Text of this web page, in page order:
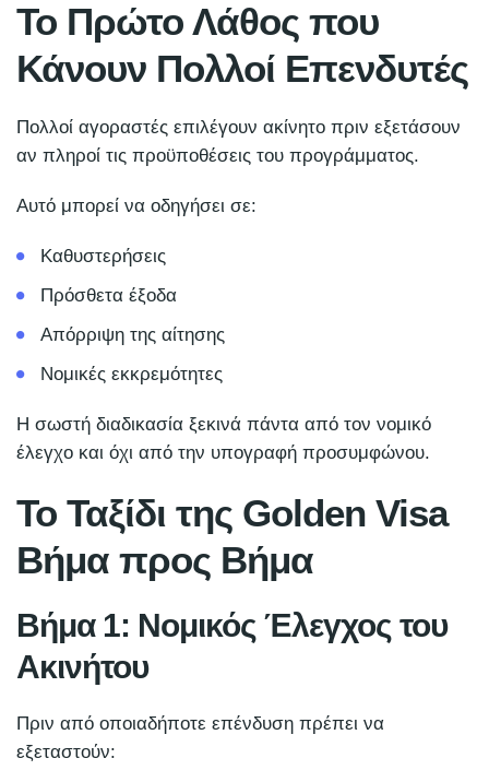
Το Πρώτο Λάθος που
Κάνουν Πολλοί Επενδυτές
Πολλοί αγοραστές επιλέγουν ακίνητο πριν εξετάσουν
αν πληροί τις προϋποθέσεις του προγράμματος.
Αυτό μπορεί να οδηγήσει σε:
Καθυστερήσεις
Πρόσθετα έξοδα
Απόρριψη της αίτησης
Νομικές εκκρεμότητες
Η σωστή διαδικασία ξεκινά πάντα από τον νομικό
έλεγχο και όχι από την υπογραφή προσυμφώνου.
Το Ταξίδι της Golden Visa
Βήμα προς Βήμα
Βήμα 1: Νομικός Έλεγχος του
Ακινήτου
Πριν από οποιαδήποτε επένδυση πρέπει να
εξεταστούν: